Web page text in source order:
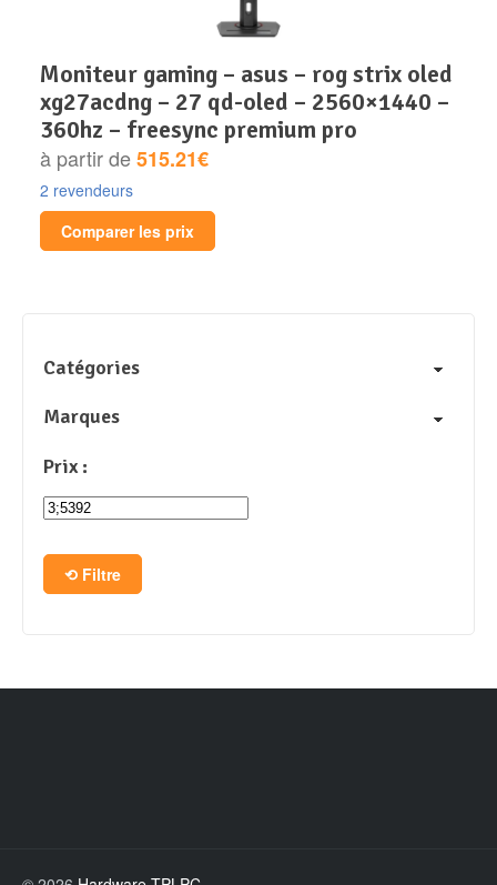
moniteur gaming – asus – rog strix oled
xg27acdng – 27 qd-oled – 2560×1440 –
360hz – freesync premium pro
à partir de515.21€
2 revendeurs
Comparer les prix
Catégories
Marques
Prix :
Filtre